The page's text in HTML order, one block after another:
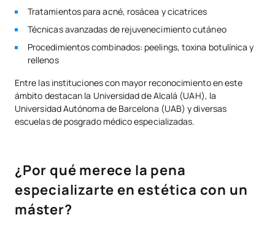
Tratamientos para acné, rosácea y cicatrices
Técnicas avanzadas de rejuvenecimiento cutáneo
Procedimientos combinados: peelings, toxina botulínica y
rellenos
Entre las instituciones con mayor reconocimiento en este
ámbito destacan la Universidad de Alcalá (UAH), la
Universidad Autónoma de Barcelona (UAB) y diversas
escuelas de posgrado médico especializadas.
¿Por qué merece la pena
especializarte en estética con un
máster?